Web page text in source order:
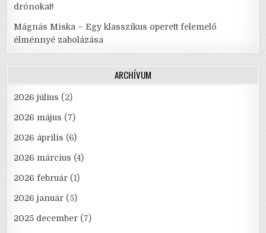
drónokat!
Mágnás Miska – Egy klasszikus operett felemelő
élménnyé zabolázása
ARCHÍVUM
2026 július (2)
2026 május (7)
2026 április (6)
2026 március (4)
2026 február (1)
2026 január (5)
2025 december (7)